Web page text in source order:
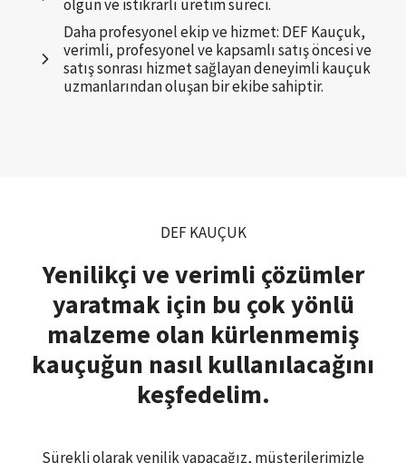
olgun ve istikrarlı üretim süreci.
Daha profesyonel ekip ve hizmet: DEF Kauçuk,
verimli, profesyonel ve kapsamlı satış öncesi ve
satış sonrası hizmet sağlayan deneyimli kauçuk
uzmanlarından oluşan bir ekibe sahiptir.
DEF KAUÇUK
Yenilikçi ve verimli çözümler
yaratmak için bu çok yönlü
malzeme olan kürlenmemiş
kauçuğun nasıl kullanılacağını
keşfedelim.
Sürekli olarak yenilik yapacağız, müşterilerimizle